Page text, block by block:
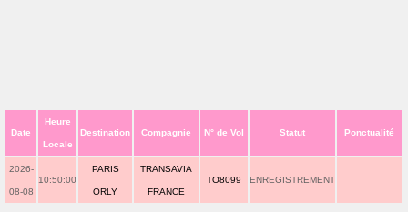
Date
Heure
Locale
Destination Compagnie N° de Vol Statut Ponctualité
2026-
08-08
10:50:00
PARIS
ORLY
TRANSAVIA
FRANCE
TO8099 ENREGISTREMENT